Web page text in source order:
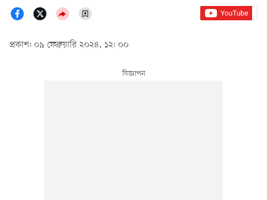
প্রকাশ: ০৯ ফেব্রুয়ারি ২০২৪, ১২: ০০